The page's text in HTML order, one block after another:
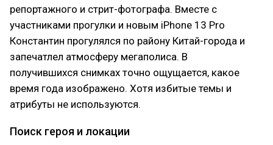
репортажного и стрит-фотографа. Вместе с
участниками прогулки и новым iPhone 13 Pro
Константин прогулялся по району Китай-города и
запечатлел атмосферу мегаполиса. В
получившихся снимках точно ощущается, какое
время года изображено. Хотя избитые темы и
атрибуты не используются.
Поиск героя и локации